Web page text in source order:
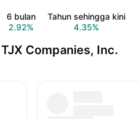
6 bulan
2.92%
Tahun sehingga kini
4.35%
Companies, Inc.